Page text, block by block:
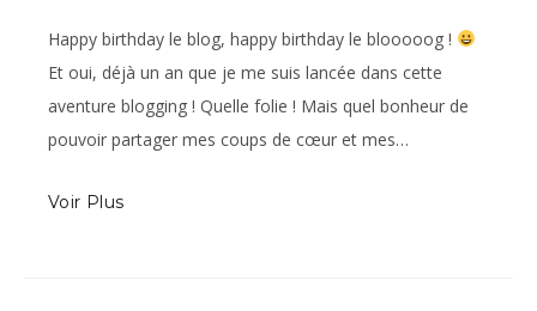
Happy birthday le blog, happy birthday le blooooog !
Et oui, déjà un an que je me suis lancée dans cette
aventure blogging ! Quelle folie ! Mais quel bonheur de
pouvoir partager mes coups de cœur et mes…
Voir Plus